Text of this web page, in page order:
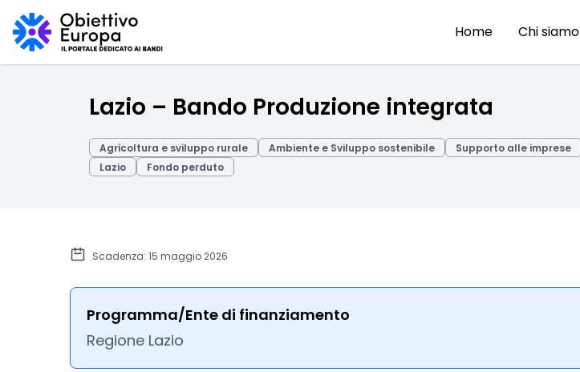
Home Chi siamo
Lazio – Bando Produzione integrata
Agricoltura e sviluppo rurale Ambiente e Sviluppo sostenibile Supporto alle imprese
Lazio
Fondo perduto
Scadenza: 15 maggio 2026
Programma/Ente di finanziamento
Regione Lazio